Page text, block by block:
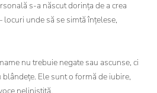
s-a născut dorința de a crea
unde să se simtă înțelese,
nu trebuie negate sau ascunse, ci
Ele sunt o formă de iubire,